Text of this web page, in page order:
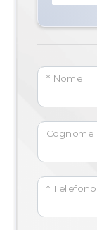
* Nome
Cognome
* Telefono